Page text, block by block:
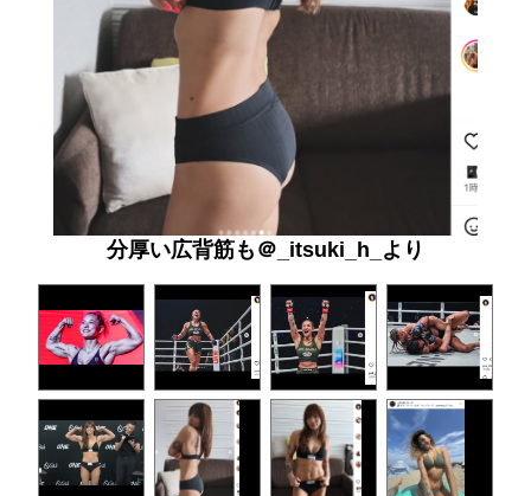
分厚い広背筋も＠_itsuki_h_より